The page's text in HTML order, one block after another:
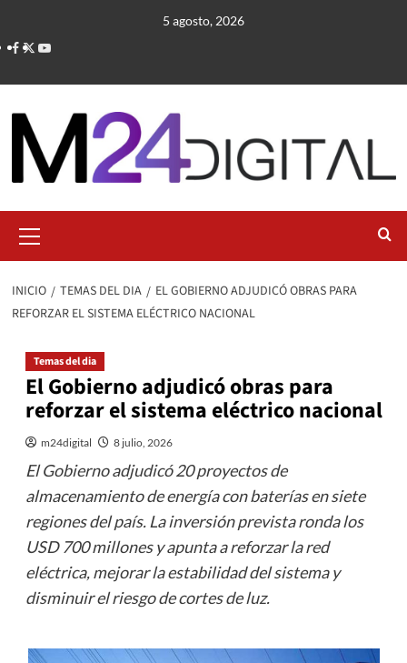
contenido
5 agosto, 2026
primario
INICIO TEMAS DEL DIA
EL GOBIERNO ADJUDICÓ OBRAS PARA
REFORZAR EL SISTEMA ELÉCTRICO NACIONAL
Temas del dia
El Gobierno adjudicó obras para
reforzar el sistema eléctrico nacional
m24digital 8 julio, 2026
El Gobierno adjudicó 20 proyectos de
almacenamiento de energía con baterías en siete
regiones del país. La inversión prevista ronda los
USD 700 millones y apunta a reforzar la red
eléctrica, mejorar la estabilidad del sistema y
disminuir el riesgo de cortes de luz.